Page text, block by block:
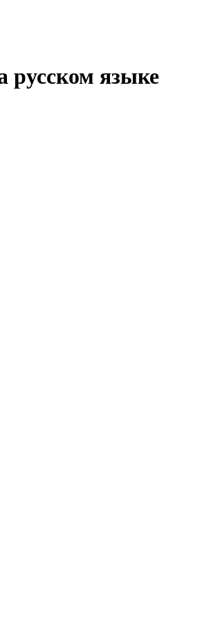
русском языке